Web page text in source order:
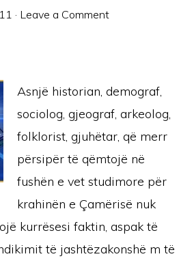
· Leave a Comment
Asnjë historian, demograf,
sociolog, gjeograf, arkeolog,
folklorist, gjuhëtar, që merr
përsipër të qëmtojë në
fushën e vet studimore për
krahinën e Çamërisë nuk
kurrësesi faktin, aspak të
të jashtëzakonshë m të